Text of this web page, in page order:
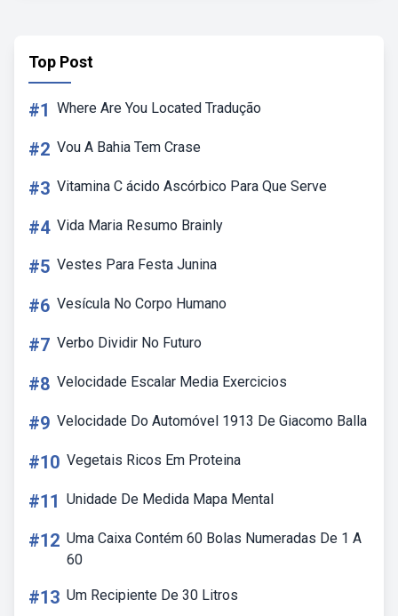
Top Post
#1 Where Are You Located Tradução
#2 Vou A Bahia Tem Crase
#3 Vitamina C ácido Ascórbico Para Que Serve
#4 Vida Maria Resumo Brainly
#5 Vestes Para Festa Junina
#6 Vesícula No Corpo Humano
#7 Verbo Dividir No Futuro
#8 Velocidade Escalar Media Exercicios
#9 Velocidade Do Automóvel 1913 De Giacomo Balla
#10 Vegetais Ricos Em Proteina
#11 Unidade De Medida Mapa Mental
#12 Uma Caixa Contém 60 Bolas Numeradas De 1 A
60
#13 Um Recipiente De 30 Litros